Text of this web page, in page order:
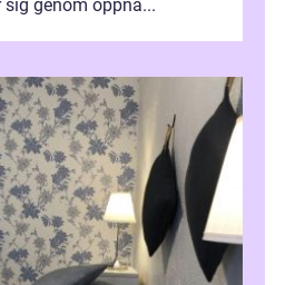
genom öppna...